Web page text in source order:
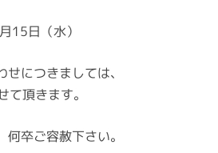
日（水）
につきましては、
頂きます。
卒ご容赦下さい。